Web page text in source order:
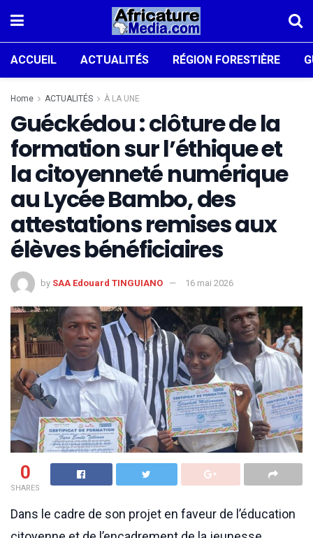
ACCUEIL ACTUALITÉS RÉGION FORESTIÈRE
Home ACTUALITÉS À LA UNE
Guéckédou : clôture de la
formation sur l’éthique et
la citoyenneté numérique
au Lycée Bambo, des
attestations remises aux
élèves bénéficiaires
by SAA Edouard TINGUIANO 16 mai 2026
0
SHARES
Dans le cadre de son projet en faveur de l’éducation